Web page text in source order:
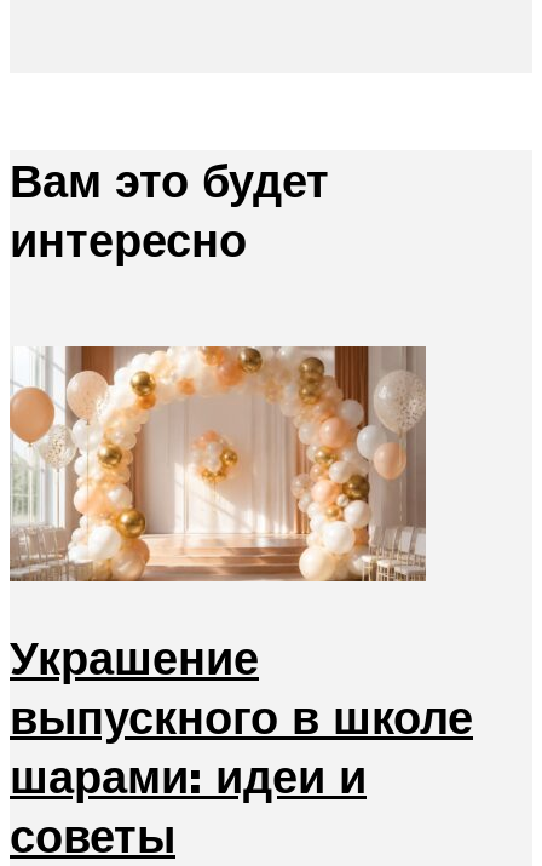
Вам это будет
интересно
Украшение
выпускного в школе
шарами: идеи и
советы